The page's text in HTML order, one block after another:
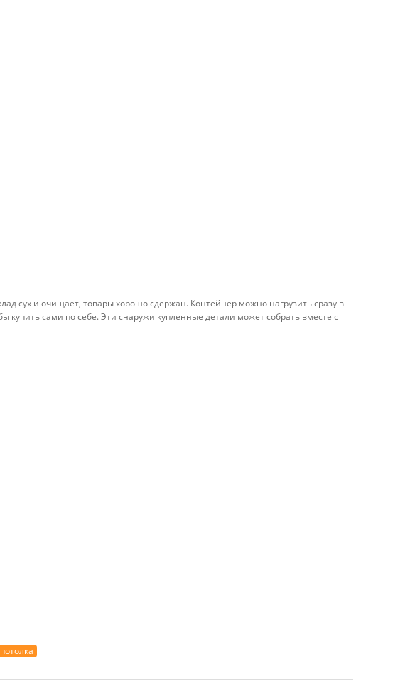
сух и очищает, товары хорошо сдержан. Контейнер можно нагрузить сразу в
купить сами по себе. Эти снаружи купленные детали может собрать вместе с